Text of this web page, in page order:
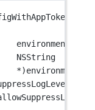
NSString
*)environment